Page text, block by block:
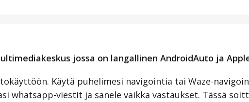
jossa on langallinen AndroidAuto ja
Käytä puhelimesi navigointia tai Waze-
whatsapp-viestit ja sanele vaikka vastaukset. Tässä